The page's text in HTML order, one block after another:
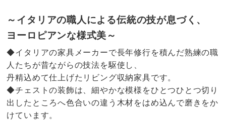
～イタリアの職人による伝統の技が息づく、
ヨーロピアンな様式美～
◆イタリアの家具メーカーで長年修行を積んだ熟練の職
人たちが昔ながらの技法を駆使し、
丹精込めて仕上げたリビング収納家具です。
◆チェストの装飾は、細やかな模様をひとつひとつ切り
出したところへ色合いの違う木材をはめ込んで磨きをか
けています。